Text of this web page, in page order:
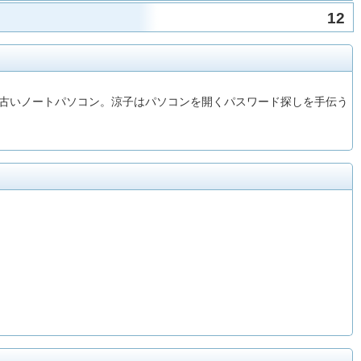
12
ノートパソコン。涼子はパソコンを開くパスワード探しを手伝う